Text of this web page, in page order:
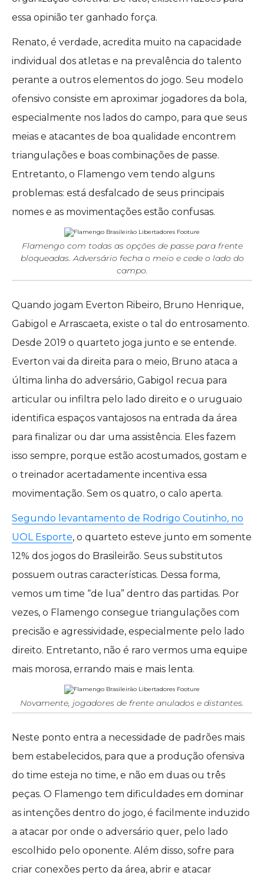
essa opinião ter ganhado força.
Renato, é verdade, acredita muito na capacidade
individual dos atletas e na prevalência do talento
perante a outros elementos do jogo. Seu modelo
ofensivo consiste em aproximar jogadores da bola,
especialmente nos lados do campo, para que seus
meias e atacantes de boa qualidade encontrem
triangulações e boas combinações de passe.
Entretanto, o Flamengo vem tendo alguns
problemas: está desfalcado de seus principais
nomes e as movimentações estão confusas.
Flamengo com todas as opções de passe para frente
bloqueadas. Adversário fecha o meio e cede o lado do
campo.
Quando jogam Everton Ribeiro, Bruno Henrique,
Gabigol e Arrascaeta, existe o tal do entrosamento.
Desde 2019 o quarteto joga junto e se entende.
Everton vai da direita para o meio, Bruno ataca a
última linha do adversário, Gabigol recua para
articular ou infiltra pelo lado direito e o uruguaio
identifica espaços vantajosos na entrada da área
para finalizar ou dar uma assistência. Eles fazem
isso sempre, porque estão acostumados, gostam e
o treinador acertadamente incentiva essa
movimentação. Sem os quatro, o calo aperta.
Segundo levantamento de Rodrigo Coutinho, no
UOL Esporte, o quarteto esteve junto em somente
12% dos jogos do Brasileirão. Seus substitutos
possuem outras características. Dessa forma,
vemos um time “de lua” dentro das partidas. Por
vezes, o Flamengo consegue triangulações com
precisão e agressividade, especialmente pelo lado
direito. Entretanto, não é raro vermos uma equipe
mais morosa, errando mais e mais lenta.
Novamente, jogadores de frente anulados e distantes.
Neste ponto entra a necessidade de padrões mais
bem estabelecidos, para que a produção ofensiva
do time esteja no time, e não em duas ou três
peças. O Flamengo tem dificuldades em dominar
as intenções dentro do jogo, é facilmente induzido
a atacar por onde o adversário quer, pelo lado
escolhido pelo oponente. Além disso, sofre para
criar conexões perto da área, abrir e atacar